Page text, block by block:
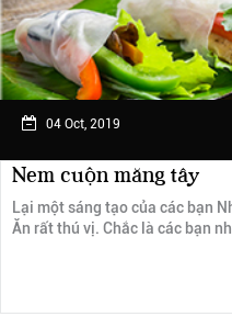
04 Oct, 2019
Nem cuộn măng tây
Lại một sáng tạo của các bạn
Ăn rất thú vị. Chắc là các bạn